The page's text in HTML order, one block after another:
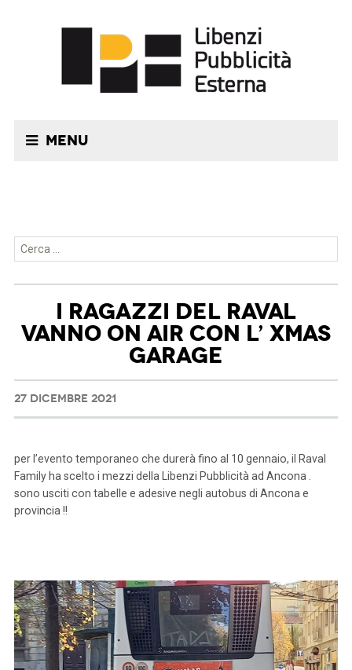
Menu
Ricerca per:
I RAGAZZI DEL RAVAL
VANNO ON AIR CON L’ XMAS
GARAGE
27 DICEMBRE 2021
per l’evento temporaneo che durerà fino al 10 gennaio, il Raval
Family ha scelto i mezzi della Libenzi Pubblicità ad Ancona .
sono usciti con tabelle e adesive negli autobus di Ancona e
provincia !!